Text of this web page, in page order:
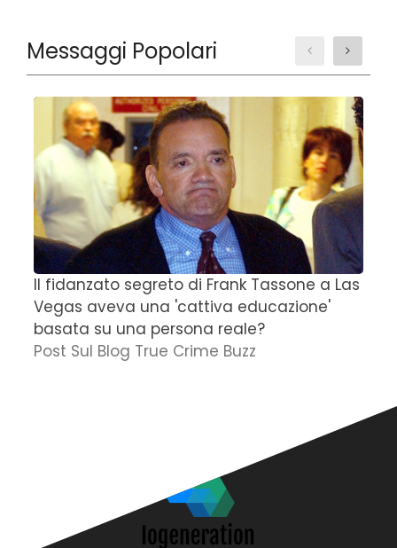
Messaggi Popolari
Il fidanzato segreto di Frank Tassone a Las
Vegas aveva una 'cattiva educazione'
basata su una persona reale?
Post Sul Blog True Crime Buzz